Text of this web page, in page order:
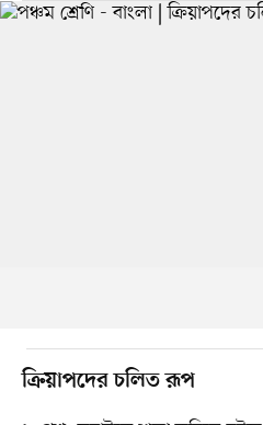
ক্রিয়াপদের চলিত রূপ